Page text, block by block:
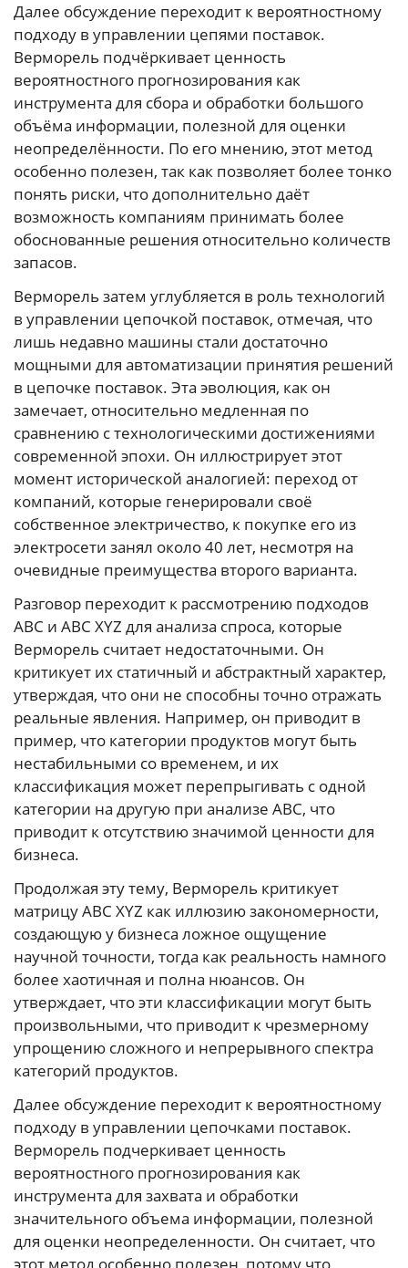
Далее обсуждение переходит к вероятностному
подходу в управлении цепями поставок.
Верморель подчёркивает ценность
вероятностного прогнозирования как
инструмента для сбора и обработки большого
объёма информации, полезной для оценки
неопределённости. По его мнению, этот метод
особенно полезен, так как позволяет более тонко
понять риски, что дополнительно даёт
возможность компаниям принимать более
обоснованные решения относительно количеств
запасов.
Верморель затем углубляется в роль технологий
в управлении цепочкой поставок, отмечая, что
лишь недавно машины стали достаточно
мощными для автоматизации принятия решений
в цепочке поставок. Эта эволюция, как он
замечает, относительно медленная по
сравнению с технологическими достижениями
современной эпохи. Он иллюстрирует этот
момент исторической аналогией: переход от
компаний, которые генерировали своё
собственное электричество, к покупке его из
электросети занял около 40 лет, несмотря на
очевидные преимущества второго варианта.
Разговор переходит к рассмотрению подходов
ABC и ABC XYZ для анализа спроса, которые
Верморель считает недостаточными. Он
критикует их статичный и абстрактный характер,
утверждая, что они не способны точно отражать
реальные явления. Например, он приводит в
пример, что категории продуктов могут быть
нестабильными со временем, и их
классификация может перепрыгивать с одной
категории на другую при анализе ABC, что
приводит к отсутствию значимой ценности для
бизнеса.
Продолжая эту тему, Верморель критикует
матрицу ABC XYZ как иллюзию закономерности,
создающую у бизнеса ложное ощущение
научной точности, тогда как реальность намного
более хаотичная и полна нюансов. Он
утверждает, что эти классификации могут быть
произвольными, что приводит к чрезмерному
упрощению сложного и непрерывного спектра
категорий продуктов.
Далее обсуждение переходит к вероятностному
подходу в управлении цепочками поставок.
Верморель подчеркивает ценность
вероятностного прогнозирования как
инструмента для захвата и обработки
значительного объема информации, полезной
для оценки неопределенности. Он считает, что